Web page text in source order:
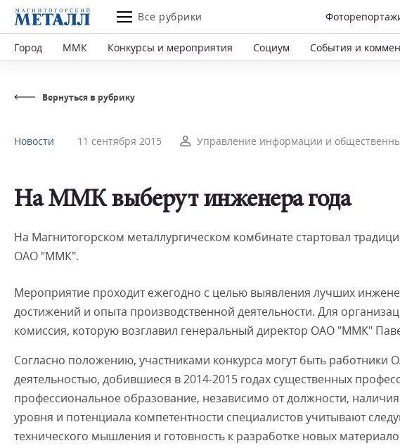
Все рубрики
Город ММК Конкурсы и мероприятия Социум События и
Вернуться в рубрику
Новости 11 сентября 2015 Управление информации и
На ММК выберут инженера года
На Магнитогорском металлургическом комбинате стартовал
ОАО "ММК".
Мероприятие проходит ежегодно с целью выявления лучших
достижений и опыта производственной деятельности. Для
комиссия, которую возглавил генеральный директор ОАО "ММК"
Согласно положению, участниками конкурса могут быть
деятельностью, добившиеся в 2014-2015 годах существенных
профессиональное образование, независимо от должности,
уровня и потенциала компетентности специалистов учитывают
технического мышления и готовность к разработке новых